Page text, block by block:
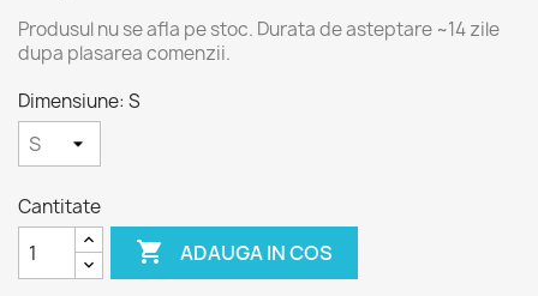
Produsul nu se afla pe stoc. Durata de asteptare ~14 zile
dupa plasarea comenzii.
Dimensiune: S
Cantitate
 ADAUGA IN COS